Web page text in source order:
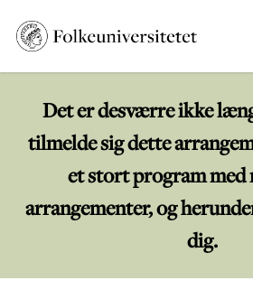
Det er desværre ikke
tilmelde sig dette
et stort program med
arrangementer, og
dig.